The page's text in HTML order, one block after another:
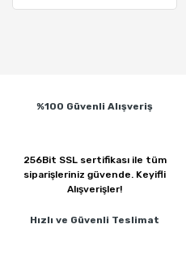
%100 Güvenli Alışveriş
256Bit SSL sertifikası ile tüm
siparişleriniz güvende. Keyifli
Alışverişler!
Hızlı ve Güvenli Teslimat